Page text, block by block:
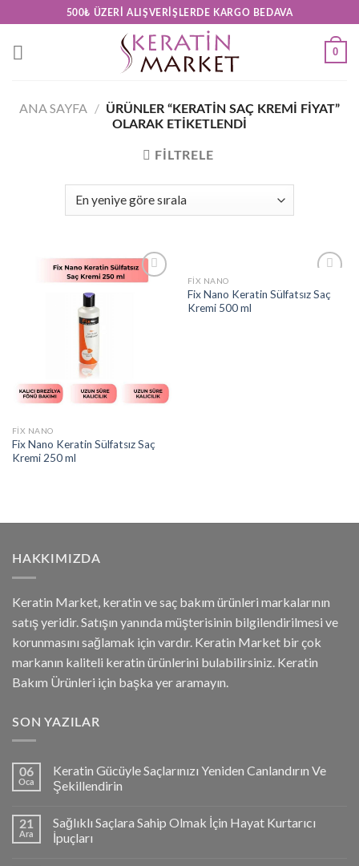
to
content
500₺ ÜZERI ALIŞVERIŞLERDE KARGO BEDAVA
0
ANA SAYFA / ÜRÜNLER “KERATIN SAÇ KREMI FIYAT”
OLARAK ETIKETLENDI
FILTRELE
FIX NANO
Fix Nano Keratin Sülfatsız Saç
Kremi 250 ml
wishlist
FIX NANO
Fix Nano Keratin Sülfatsız Saç
Kremi 500 ml
HAKKIMIZDA
Keratin Market, keratin ve saç bakım ürünleri markalarının
satış yeridir. Satışın yanında müşterisinin bilgilendirilmesi ve
korunmasını sağlamak için vardır. Keratin Market bir çok
markanın kaliteli keratin ürünlerini bulabilirsiniz. Keratin
Bakım Ürünleri için başka yer aramayın.
SON YAZILAR
06
Oca
Keratin Gücüyle Saçlarınızı Yeniden Canlandırın Ve
Şekillendirin
21
Ara
Sağlıklı Saçlara Sahip Olmak İçin Hayat Kurtarıcı
İpuçları